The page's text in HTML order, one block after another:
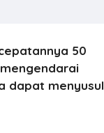
50
dapat menyusul